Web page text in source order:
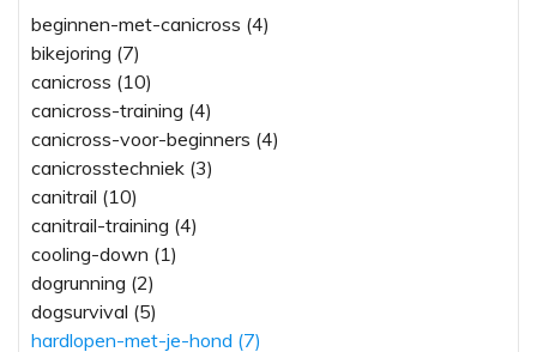
beginnen-met-canicross (4)
bikejoring (7)
canicross (10)
canicross-training (4)
canicross-voor-beginners (4)
canicrosstechniek (3)
canitrail (10)
canitrail-training (4)
cooling-down (1)
dogrunning (2)
dogsurvival (5)
hardlopen-met-je-hond (7)